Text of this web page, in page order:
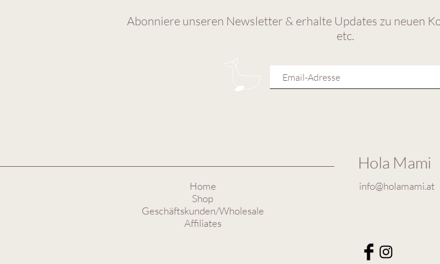
Abonniere unseren Newsletter & erhalte Updates zu neuen
etc.
Hola Mami
Home
Shop
Geschäftskunden/Wholesale
Affiliates
info@holamami.at